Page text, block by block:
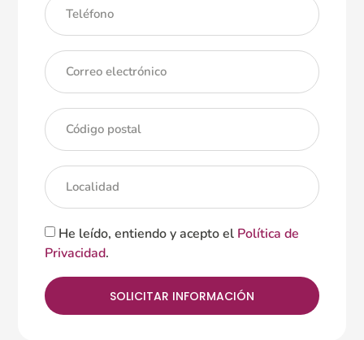
He leído, entiendo y acepto el Política de
Privacidad.
SOLICITAR INFORMACIÓN